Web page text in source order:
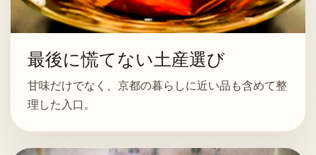
最後に慌てない土産選び
甘味だけでなく、京都の暮らしに近い品も含めて整
理した入口。